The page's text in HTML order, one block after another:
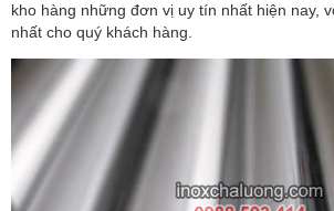
kho hàng những đơn vị uy tín nhất hiện nay,
nhất cho quý khách hàng.